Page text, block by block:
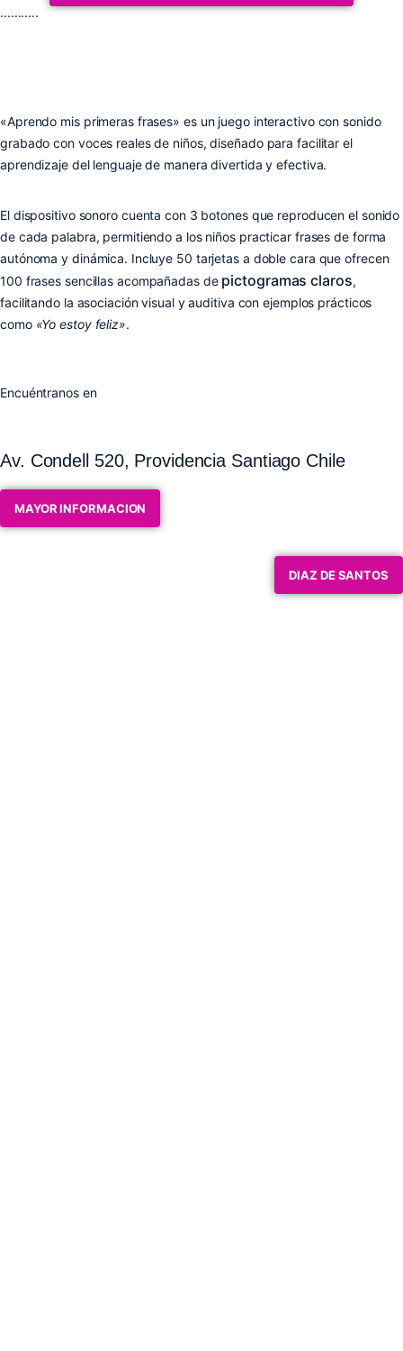
...........
«Aprendo mis primeras frases» es un juego interactivo con sonido
grabado con voces reales de niños, diseñado para facilitar el
aprendizaje del lenguaje de manera divertida y efectiva.
El dispositivo sonoro cuenta con 3 botones que reproducen el sonido
de cada palabra, permitiendo a los niños practicar frases de forma
autónoma y dinámica. Incluye 50 tarjetas a doble cara que ofrecen
100 frases sencillas acompañadas de pictogramas claros,
facilitando la asociación visual y auditiva con ejemplos prácticos
como «Yo estoy feliz».
Encuéntranos en
Av. Condell 520, Providencia Santiago Chile
MAYOR INFORMACION
DIAZ DE SANTOS